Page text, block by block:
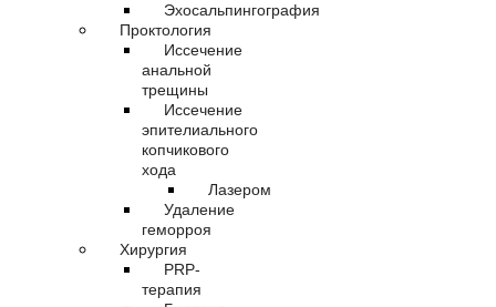
Эхосальпингография
Проктология
Иссечение
анальной
трещины
Иссечение
эпителиального
копчикового
хода
Лазером
Удаление
геморроя
Хирургия
PRP-
терапия